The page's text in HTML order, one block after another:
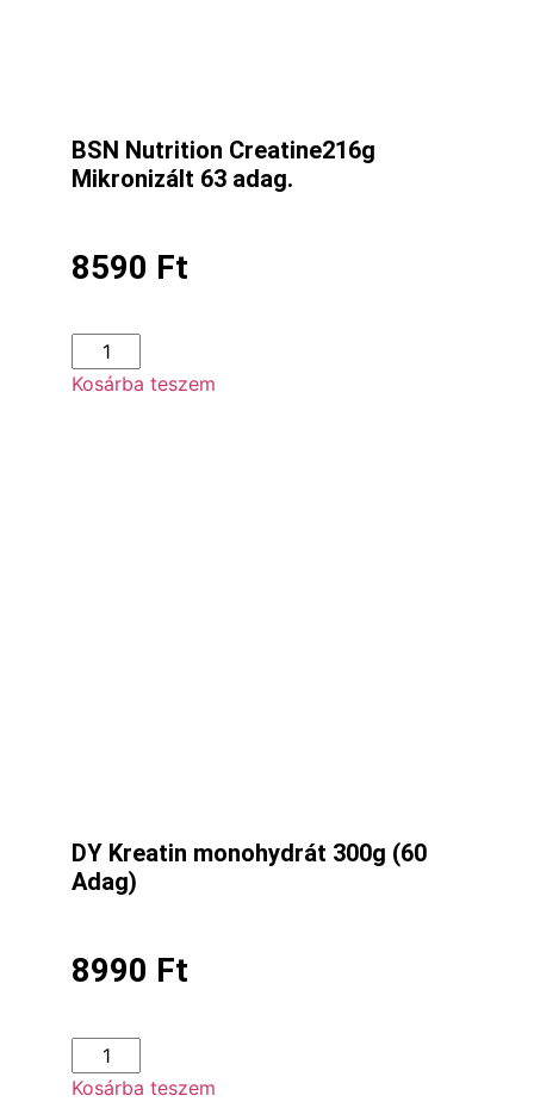
BSN Nutrition Creatine216g
Mikronizált 63 adag.
8590 Ft
Kosárba teszem
DY Kreatin monohydrát 300g (60
Adag)
8990 Ft
Kosárba teszem